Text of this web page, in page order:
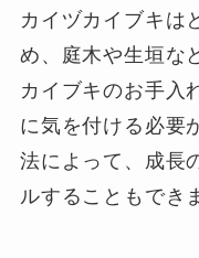
カイヅカイブキは
め、庭木や生垣な
カイブキのお手入
に気を付ける必要
法によって、成長
ルすることもでき